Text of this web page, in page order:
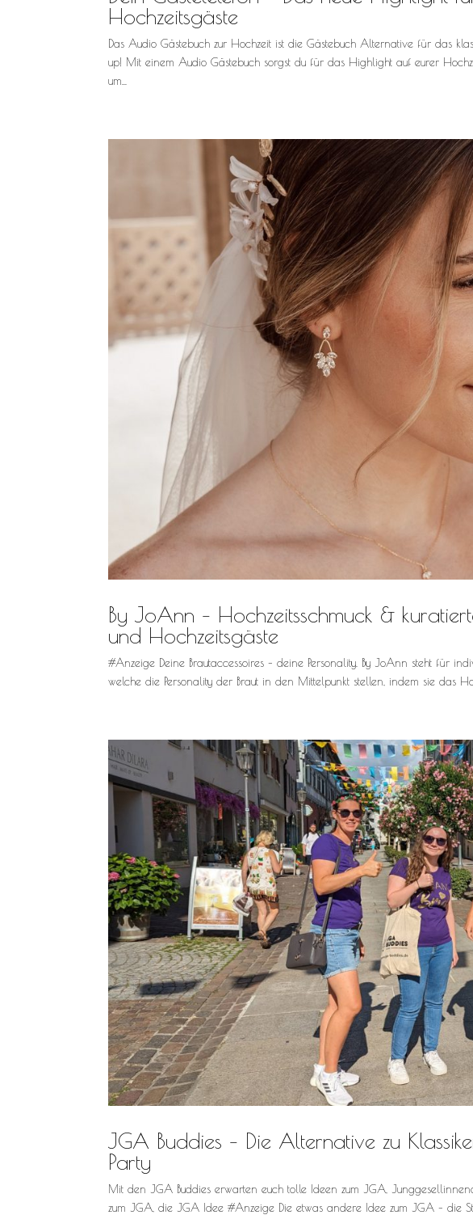
Hochzeitsgäste
Das Audio Gästebuch zur Hochzeit ist die Gästebuch Alternative für das
up! Mit einem Audio Gästebuch sorgst du für das Highlight auf eurer
um...
By JoAnn – Hochzeitsschmuck &
und Hochzeitsgäste
#Anzeige Deine Brautaccessoires – deine Personality. By JoAnn steht für
welche die Personality der Braut in den Mittelpunkt stellen, indem sie das
JGA Buddies – Die Alternative zu
Party
Mit den JGA Buddies erwarten euch tolle Ideen zum JGA,
zum JGA, die JGA Idee #Anzeige Die etwas andere Idee zum JGA – die